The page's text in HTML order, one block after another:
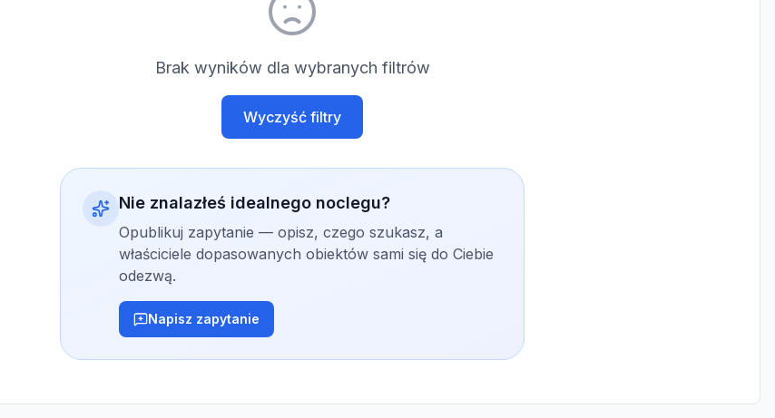
Brak wyników dla wybranych filtrów
Wyczyść filtry
Nie znalazłeś idealnego noclegu?
Opublikuj zapytanie — opisz, czego szukasz, a
właściciele dopasowanych obiektów sami się do Ciebie
odezwą.
Napisz zapytanie